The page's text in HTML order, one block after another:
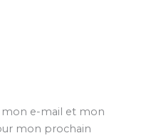
e-mail et mon
mon prochain